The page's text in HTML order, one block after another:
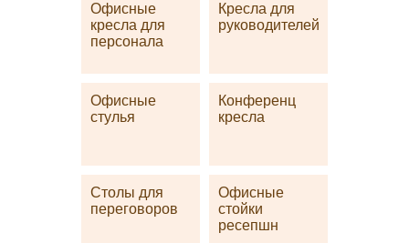
Офисные
кресла для
персонала
Кресла для
руководителей
Офисные
стулья
Конференц
кресла
Столы для
переговоров
Офисные
стойки
ресепшн